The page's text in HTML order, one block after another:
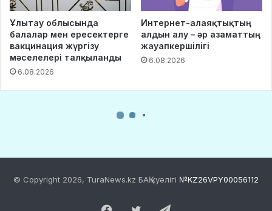
© Copyright 2026, TuraNews.kz БАҚ куәлігі №KZ26VPY00056112